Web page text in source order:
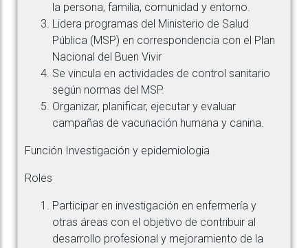
la persona, familia, comunidad y entorno.
Lidera programas del Ministerio de Salud
Pública (MSP) en correspondencia con el Plan
Nacional del Buen Vivir
Se vincula en actividades de control sanitario
según normas del MSP.
Organizar, planificar, ejecutar y evaluar
campañas de vacunación humana y canina.
Función Investigación y epidemiologia
Roles
Participar en investigación en enfermería y
otras áreas con el objetivo de contribuir al
desarrollo profesional y mejoramiento de la